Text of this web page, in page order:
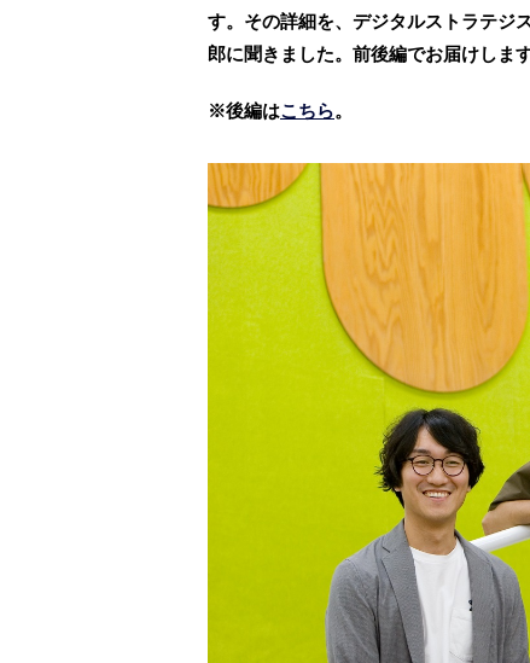
す。その詳細を、デジタルストラテジ
郎に聞きました。前後編でお届けします
※後編はこちら。